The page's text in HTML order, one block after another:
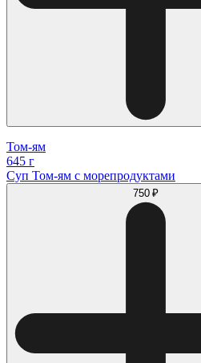
Том-ям
645 г
Суп Том-ям с морепродуктами
750 ₽